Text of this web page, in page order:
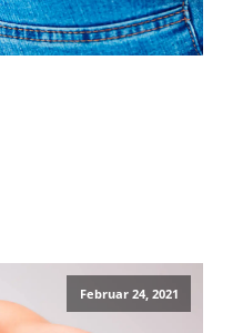
Februar 24, 2021